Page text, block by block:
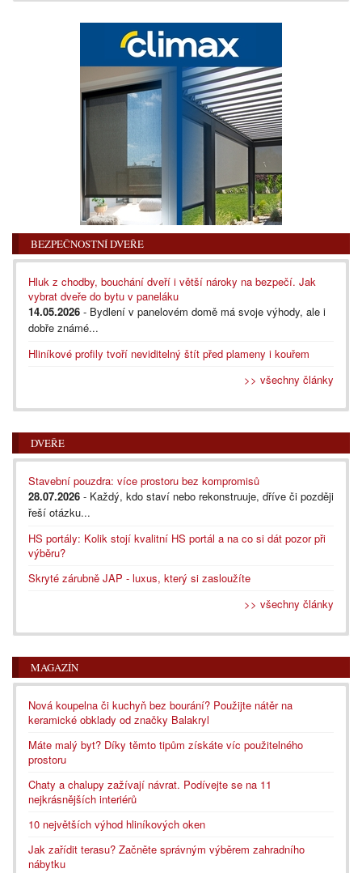
BEZPEČNOSTNÍ DVEŘE
Hluk z chodby, bouchání dveří i větší nároky na bezpečí. Jak
vybrat dveře do bytu v paneláku
14.05.2026 - Bydlení v panelovém domě má svoje výhody, ale i
dobře známé...
Hliníkové profily tvoří neviditelný štít před plameny i kouřem
>> všechny články
DVEŘE
Stavební pouzdra: více prostoru bez kompromisů
28.07.2026 - Každý, kdo staví nebo rekonstruuje, dříve či později
řeší otázku...
HS portály: Kolik stojí kvalitní HS portál a na co si dát pozor při
výběru?
Skryté zárubně JAP - luxus, který si zasloužíte
>> všechny články
MAGAZÍN
Nová koupelna či kuchyň bez bourání? Použijte nátěr na
keramické obklady od značky Balakryl
Máte malý byt? Díky těmto tipům získáte víc použitelného
prostoru
Chaty a chalupy zažívají návrat. Podívejte se na 11
nejkrásnějších interiérů
10 největších výhod hliníkových oken
Jak zařídit terasu? Začněte správným výběrem zahradního
nábytku